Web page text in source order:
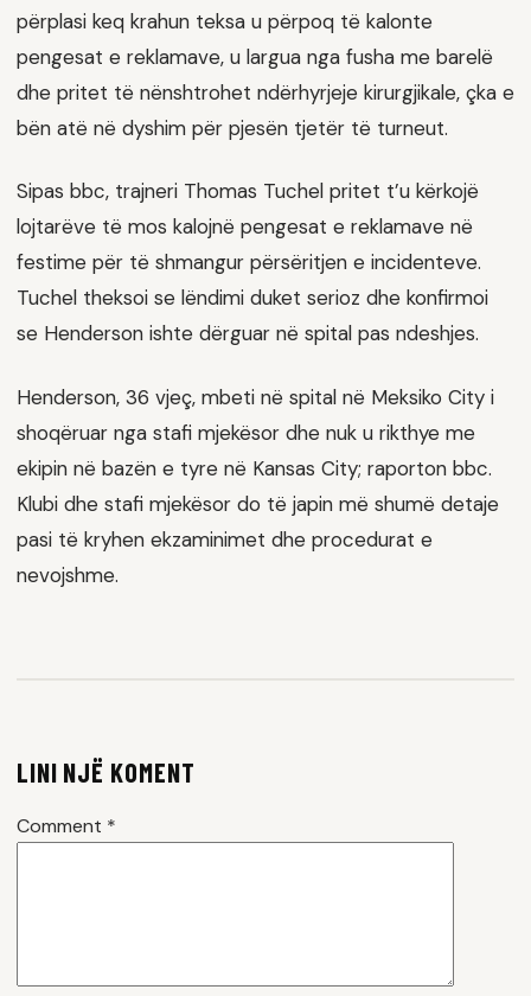
përplasi keq krahun teksa u përpoq të kalonte
pengesat e reklamave, u largua nga fusha me barelë
dhe pritet të nënshtrohet ndërhyrjeje kirurgjikale, çka e
bën atë në dyshim për pjesën tjetër të turneut.
Sipas bbc, trajneri Thomas Tuchel pritet t’u kërkojë
lojtarëve të mos kalojnë pengesat e reklamave në
festime për të shmangur përsëritjen e incidenteve.
Tuchel theksoi se lëndimi duket serioz dhe konfirmoi
se Henderson ishte dërguar në spital pas ndeshjes.
Henderson, 36 vjeç, mbeti në spital në Meksiko City i
shoqëruar nga stafi mjekësor dhe nuk u rikthye me
ekipin në bazën e tyre në Kansas City; raporton bbc.
Klubi dhe stafi mjekësor do të japin më shumë detaje
pasi të kryhen ekzaminimet dhe procedurat e
nevojshme.
LINI NJË KOMENT
Comment *